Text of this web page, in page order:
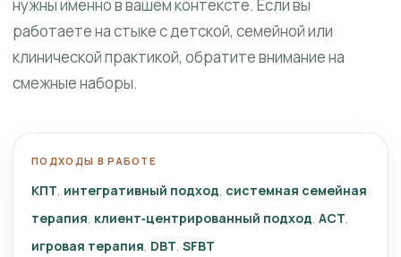
нужны именно в вашем контексте. Если вы
работаете на стыке с детской, семейной или
клинической практикой, обратите внимание на
смежные наборы.
ПОДХОДЫ В РАБОТЕ
КПТ интегративный подход системная семейная
терапия клиент‑центрированный подход ACT
игровая терапия DBT SFBT